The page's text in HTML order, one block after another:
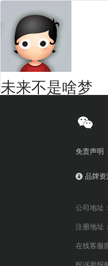
未来不是啥梦
免责声明
品牌资
公司地址
注册地址
在线客服